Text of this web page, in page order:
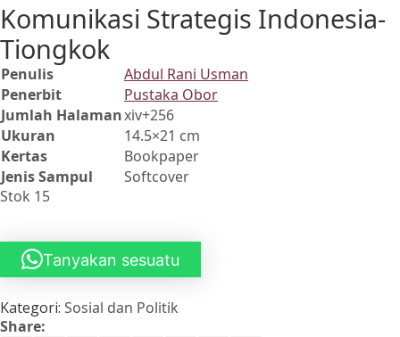
Komunikasi Strategis Indonesia-
Tiongkok
Penulis
Abdul Rani Usman
Penerbit
Pustaka Obor
Jumlah Halamanxiv+256
Ukuran
14.5×21 cm
Kertas
Bookpaper
Jenis Sampul
Softcover
Stok 15
Tanyakan sesuatu
Kategori: Sosial dan Politik
Share: